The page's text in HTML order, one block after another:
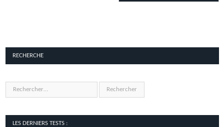
RECHERCHE
LES DERNIERS TESTS :